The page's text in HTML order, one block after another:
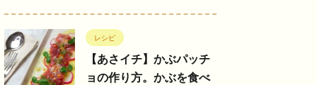
レシピ
【あさイチ】かぶパッチ
ョの作り方。かぶを食べ